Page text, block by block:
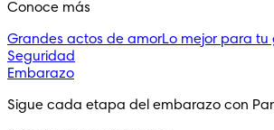
Conoce más
Grandes actos de amorLo mejor para tu
Seguridad
Embarazo
Sigue cada etapa del embarazo con